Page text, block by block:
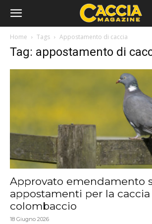
Home Tags Appostamento di caccia
Tag: appostamento di
Approvato emendamento
appostamenti per la caccia
colombaccio
18 Giugno 2026